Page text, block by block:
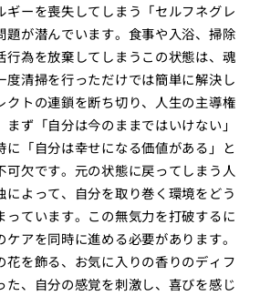
ギーを喪失してしまう「セルフネグレ
題が潜んでいます。食事や入浴、掃除
行為を放棄してしまうこの状態は、魂
度清掃を行っただけでは簡単に解決し
クトの連鎖を断ち切り、人生の主導権
ず「自分は今のままではいけない」
に「自分は幸せになる価値がある」と
可欠です。元の状態に戻ってしまう人
によって、自分を取り巻く環境をどう
っています。この無気力を打破するに
アを同時に進める必要があります。
花を飾る、お気に入りの香りのディフ
た、自分の感覚を刺激し、喜びを感じ